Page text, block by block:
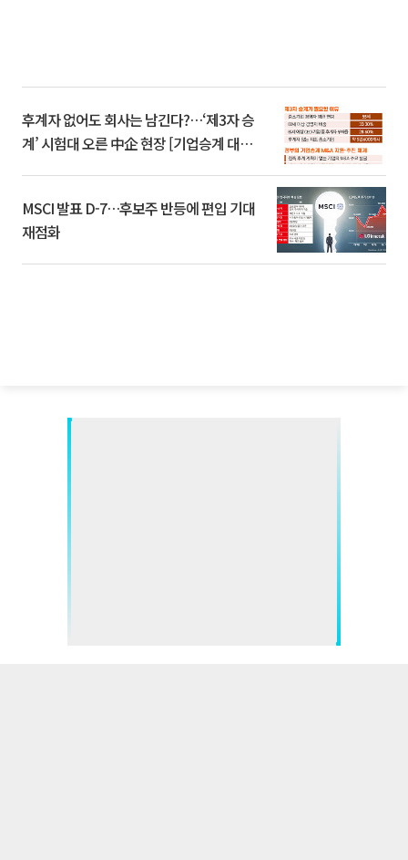
후계자 없어도 회사는 남긴다?…‘제3자 승
계’ 시험대 오른 中企 현장 [기업승계 대전
MSCI 발표 D-7…후보주 반등에 편입 기대
재점화